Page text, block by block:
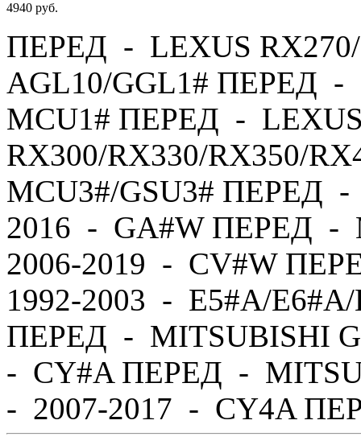
4940 руб.
ПЕРЕД - LEXUS
AGL10/GGL1# ПЕРЕД -
MCU1# ПЕРЕД -
RX300/RX330/RX350/
MCU3#/GSU3# ПЕРЕД
2016 - GA#W ПЕРЕД -
2006-2019 - CV#W
1992-2003 - E5#A/
ПЕРЕД - MITSUBISHI
- CY#A ПЕРЕД -
- 2007-2017 - CY4A